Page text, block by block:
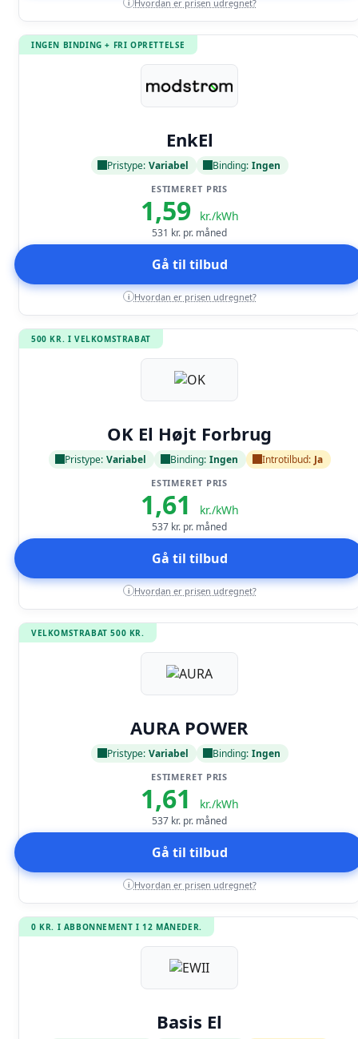
i Hvordan er prisen udregnet?
INGEN BINDING + FRI OPRETTELSE
EnkEl
Pristype: Variabel Binding: Ingen
ESTIMERET PRIS
1,59 kr./kWh
531 kr. pr. måned
Gå til tilbud
i Hvordan er prisen udregnet?
500 KR. I VELKOMSTRABAT
OK El Højt Forbrug
Pristype: Variabel Binding: Ingen Introtilbud: Ja
ESTIMERET PRIS
1,61 kr./kWh
537 kr. pr. måned
Gå til tilbud
i Hvordan er prisen udregnet?
VELKOMSTRABAT 500 KR.
AURA POWER
Pristype: Variabel Binding: Ingen
ESTIMERET PRIS
1,61 kr./kWh
537 kr. pr. måned
Gå til tilbud
i Hvordan er prisen udregnet?
0 KR. I ABBONNEMENT I 12 MÅNEDER.
Basis El